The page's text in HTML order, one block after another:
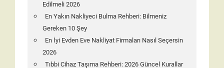
Edilmeli 2026
En Yakın Nakliyeci Bulma Rehberi: Bilmeniz
Gereken 10 Şey
En İyi Evden Eve Nakliyat Firmaları Nasıl Seçersin
2026
Tıbbi Cihaz Taşıma Rehberi: 2026 Güncel Kurallar